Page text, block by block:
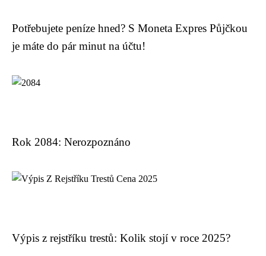
Potřebujete peníze hned? S Moneta Expres Půjčkou
je máte do pár minut na účtu!
Rok 2084: Nerozpoznáno
Výpis z rejstříku trestů: Kolik stojí v roce 2025?